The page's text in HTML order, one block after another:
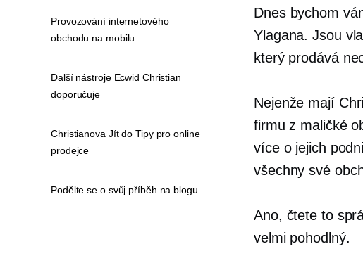
Dnes bychom
Ylagana. Jsou
který prodává
Nejenže mají
firmu z maličké
více o jejich
všechny své
Ano, čtete to
velmi pohodlný.
Provozování internetového
obchodu na mobilu
Další nástroje Ecwid Christian
doporučuje
Christianova Jít do Tipy pro online
prodejce
Podělte se o svůj příběh na blogu